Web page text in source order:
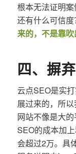
根本无法证明案
还有什么可信度
来的，不是靠吹
四、摒
云点SEO是实
展过来的，所
网站不像是大
SEO的成本加
会超过2万。具